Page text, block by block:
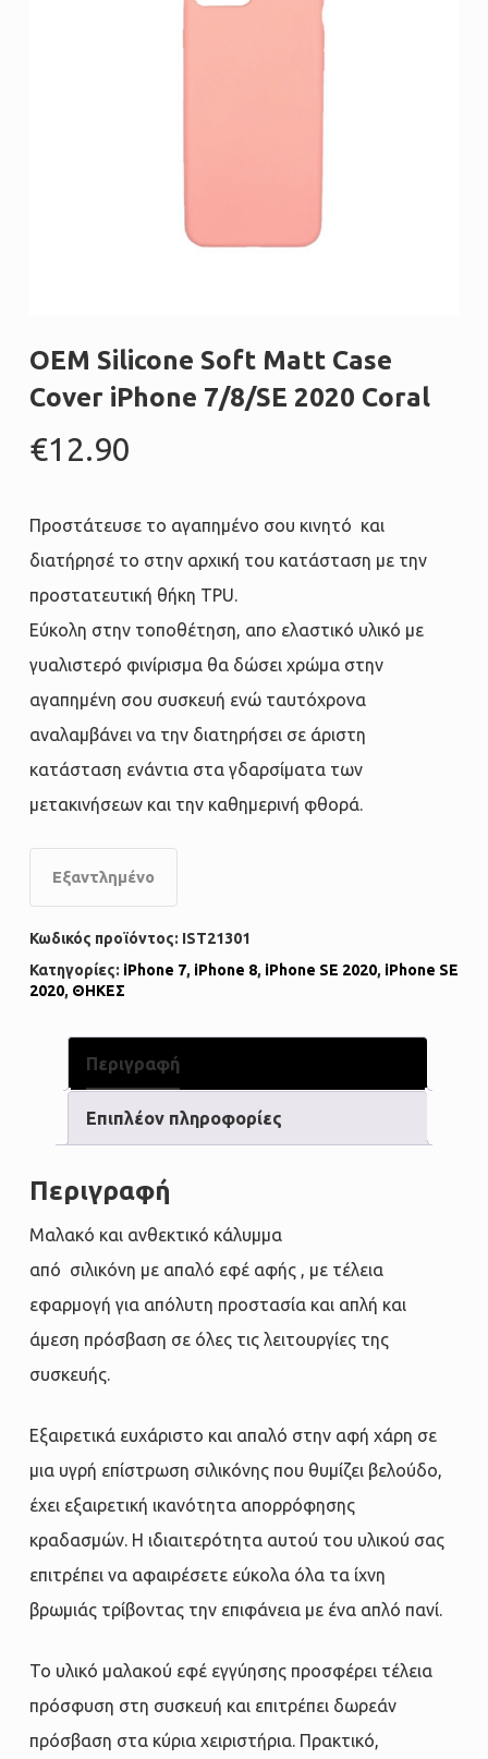
OEM Silicone Soft Matt Case
Cover iPhone 7/8/SE 2020 Coral
€12.90
Προστάτευσε το αγαπημένο σου κινητό και
διατήρησέ το στην αρχική του κατάσταση με την
προστατευτική θήκη TPU.
Εύκολη στην τοποθέτηση, απο ελαστικό υλικό με
γυαλιστερό φινίρισμα θα δώσει χρώμα στην
αγαπημένη σου συσκευή ενώ ταυτόχρονα
αναλαμβάνει να την διατηρήσει σε άριστη
κατάσταση ενάντια στα γδαρσίματα των
μετακινήσεων και την καθημερινή φθορά.
Εξαντλημένο
Κωδικός προϊόντος: IST21301
Κατηγορίες: iPhone 7, iPhone 8, iPhone SE 2020, iPhone SE
2020, ΘΗΚΕΣ
Περιγραφή
Επιπλέον πληροφορίες
Περιγραφή
Μαλακό και ανθεκτικό κάλυμμα
από σιλικόνη με απαλό εφέ αφής , με τέλεια
εφαρμογή για απόλυτη προστασία και απλή και
άμεση πρόσβαση σε όλες τις λειτουργίες της
συσκευής.
Εξαιρετικά ευχάριστο και απαλό στην αφή χάρη σε
μια υγρή επίστρωση σιλικόνης που θυμίζει βελούδο,
έχει εξαιρετική ικανότητα απορρόφησης
κραδασμών. Η ιδιαιτερότητα αυτού του υλικού σας
επιτρέπει να αφαιρέσετε εύκολα όλα τα ίχνη
βρωμιάς τρίβοντας την επιφάνεια με ένα απλό πανί.
Το υλικό μαλακού εφέ εγγύησης προσφέρει τέλεια
πρόσφυση στη συσκευή και επιτρέπει δωρεάν
πρόσβαση στα κύρια χειριστήρια. Πρακτικό,